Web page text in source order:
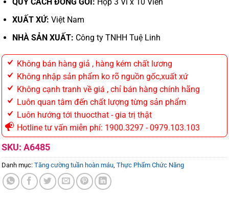
QUY CÁCH ĐÓNG GÓI: Hộp 3 Vỉ x 10 Viên
XUẤT XỨ: Việt Nam
NHÀ SẢN XUẤT: Công ty TNHH Tuệ Linh
Không bán hàng giả , hàng kém chất lương
Không nhập sản phẩm ko rõ nguồn gốc,xuất xứ
Không cạnh tranh về giá , chỉ bán hàng chính hãng
Luôn quan tâm đến chất lượng từng sản phẩm
Luôn hướng tới thuocthat - gia trị thật
Hotline tư vấn miễn phí: 1900.3297 - 0979.103.103
SKU: A6485
Danh mục: Tăng cường tuần hoàn máu, Thực Phẩm Chức Năng